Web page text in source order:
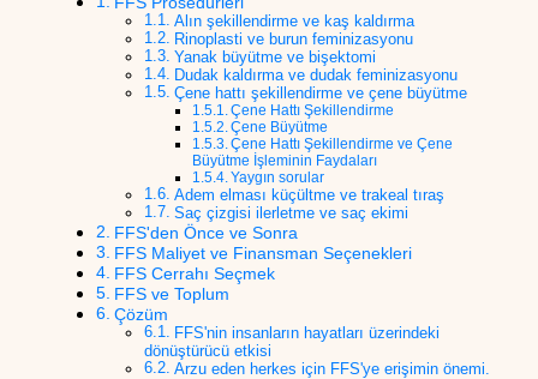
Alın şekillendirme ve kaş kaldırma
Rinoplasti ve burun feminizasyonu
Yanak büyütme ve bişektomi
Dudak kaldırma ve dudak feminizasyonu
Çene hattı şekillendirme ve çene büyütme
Çene Hattı Şekillendirme
Çene Büyütme
Çene Hattı Şekillendirme ve Çene
Büyütme İşleminin Faydaları
Yaygın sorular
Adem elması küçültme ve trakeal tıraş
Saç çizgisi ilerletme ve saç ekimi
FFS'den Önce ve Sonra
FFS Maliyet ve Finansman Seçenekleri
FFS Cerrahı Seçmek
FFS ve Toplum
Çözüm
FFS'nin insanların hayatları üzerindeki
dönüştürücü etkisi
Arzu eden herkes için FFS'ye erişimin önemi.